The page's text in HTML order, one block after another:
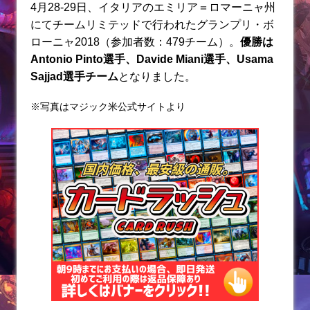
itt
er
e
e
n
a
c
e
b
o
o
k
4月28-29日、イタリアのエミリア＝ロマーニャ州
にてチームリミテッドで行われたグランプリ・ボ
ローニャ2018（参加者数：479チーム）。 優勝は
Antonio Pinto選手、Davide Miani選手、Usama
Sajjad選手チームとなりました。
※写真はマジック米公式サイトより